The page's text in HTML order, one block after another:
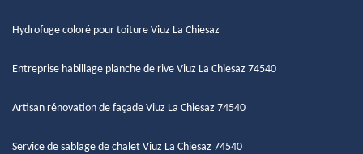
Hydrofuge coloré pour toiture Viuz La Chiesaz
Entreprise habillage planche de rive Viuz La Chiesaz 74540
Artisan rénovation de façade Viuz La Chiesaz 74540
Service de sablage de chalet Viuz La Chiesaz 74540